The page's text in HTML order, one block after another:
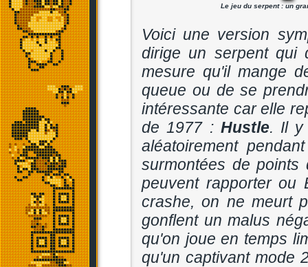
Le jeu du serpent : un
Voici une version
dirige un serpent
mesure qu'il mange
queue ou de se
intéressante car elle
de 1977 : Hustle. Il y
aléatoirement
surmontées de points
peuvent rapporter ou
crashe, on ne meurt
gonflent un malus
qu'on joue en temps
qu'un captivant mode